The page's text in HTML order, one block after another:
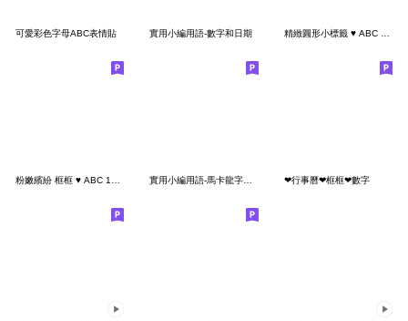
可愛彩色字母ABC表情貼 實用小編用語-數字和日期
粉嫩繽紛 框框 ♥ ABC 123 英文 數字 字母 實用小編用語-馬卡龍字母數字2 ❤行事曆❤框框❤數字